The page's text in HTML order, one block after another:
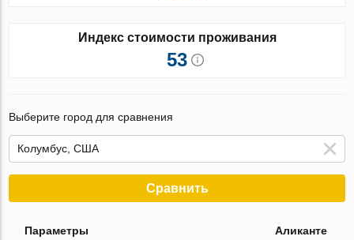
Индекс стоимости проживания
53
Выберите город для сравнения
Сравнить
Параметры Аликанте